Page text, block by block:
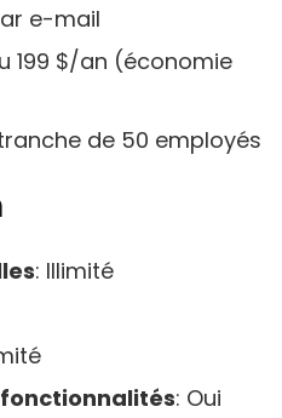
e-mail
199 $/an (économie
de 50 employés
: Illimité
: Oui